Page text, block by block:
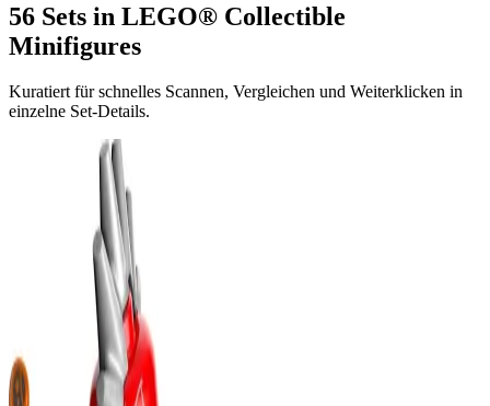
56 Sets in LEGO® Collectible
Minifigures
Kuratiert für schnelles Scannen, Vergleichen und Weiterklicken in
einzelne Set-Details.